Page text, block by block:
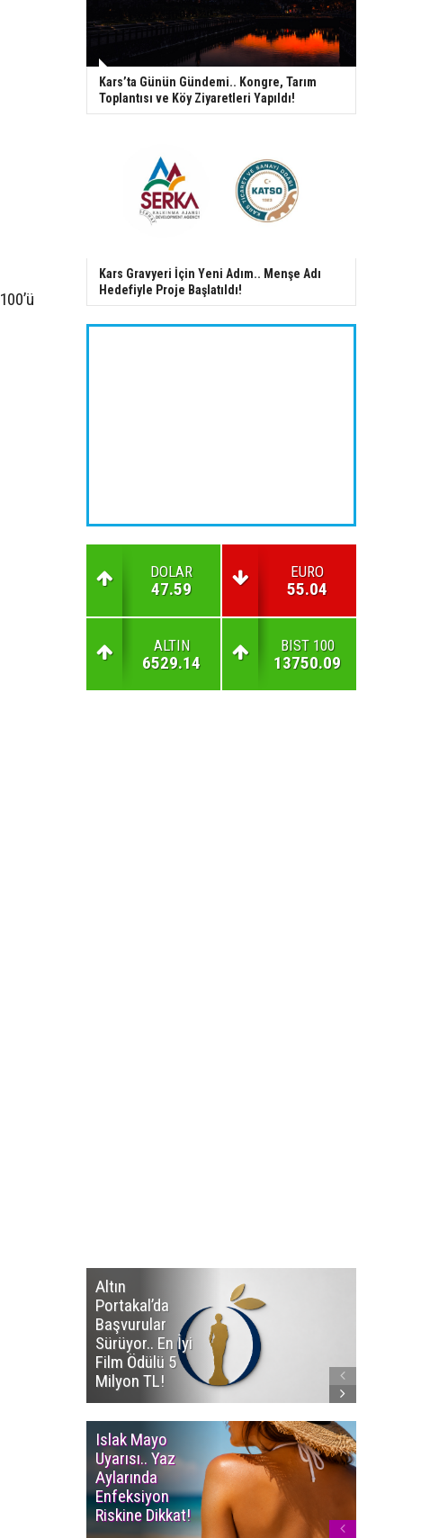
Kars’ta Günün Gündemi.. Kongre, Tarım
Toplantısı ve Köy Ziyaretleri Yapıldı!
Kars Gravyeri İçin Yeni Adım.. Menşe Adı
Hedefiyle Proje Başlatıldı!
DOLAR
47.59
EURO
55.04
ALTIN
6529.14
BIST 100
13750.09
Altın
Portakal’da
Başvurular
Sürüyor.. En İyi
Film Ödülü 5
Milyon TL!
Islak Mayo
Uyarısı.. Yaz
Aylarında
Enfeksiyon
Riskine Dikkat!